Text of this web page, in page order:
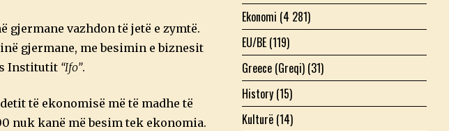
vazhdon të jetë e zymtë.
gjermane, me besimin e biznesit
Institutit “Ifo”.
të ekonomisë më të madhe të
nuk kanë më besim tek ekonomia.
Ekonomi (4 281)
EU/BE (119)
Greece (Greqi) (31)
History (15)
Kulturë (14)